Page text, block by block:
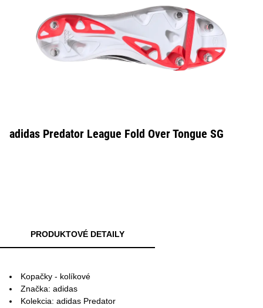
adidas Predator League Fold Over Tongue SG
PRODUKTOVÉ DETAILY
Kopačky - kolíkové
Značka: adidas
Kolekcia: adidas Predator